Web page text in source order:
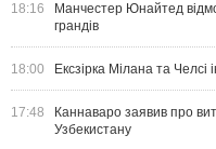
18:16
Манчестер Юнайтед
грандів
18:00 Ексзірка Мілана та Челсі
17:48
Каннаваро заявив про
Узбекистану